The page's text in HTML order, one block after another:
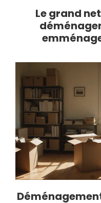
Le grand